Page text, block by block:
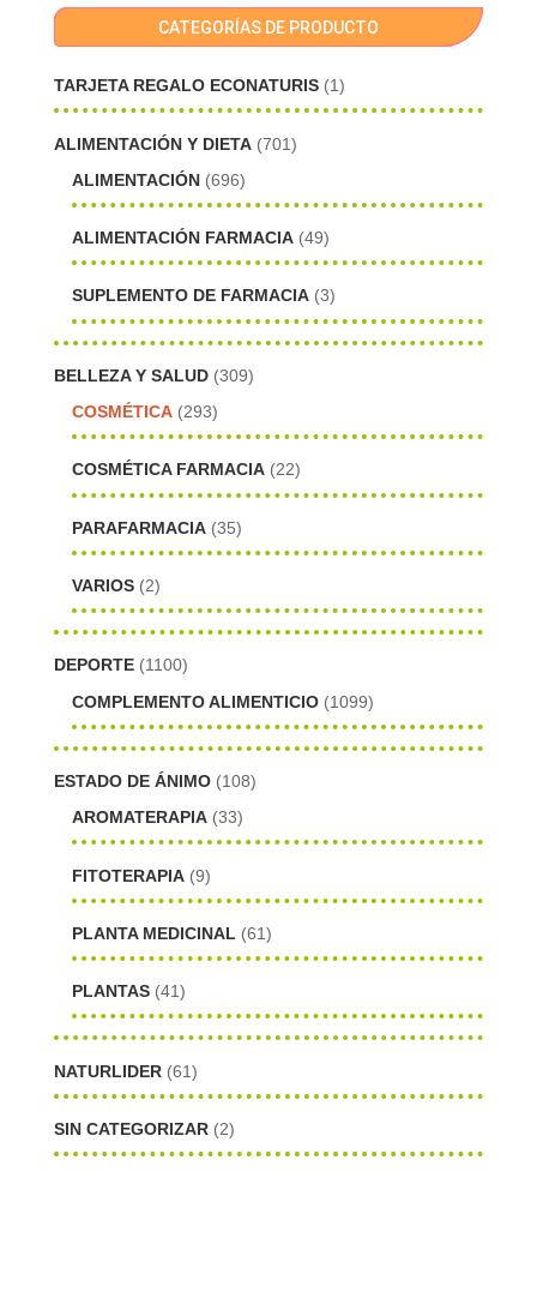
CATEGORÍAS DE PRODUCTO
TARJETA REGALO ECONATURIS (1)
ALIMENTACIÓN Y DIETA (701)
ALIMENTACIÓN (696)
ALIMENTACIÓN FARMACIA (49)
SUPLEMENTO DE FARMACIA (3)
BELLEZA Y SALUD (309)
COSMÉTICA (293)
COSMÉTICA FARMACIA (22)
PARAFARMACIA (35)
VARIOS (2)
DEPORTE (1100)
COMPLEMENTO ALIMENTICIO (1099)
ESTADO DE ÁNIMO (108)
AROMATERAPIA (33)
FITOTERAPIA (9)
PLANTA MEDICINAL (61)
PLANTAS (41)
NATURLIDER (61)
SIN CATEGORIZAR (2)